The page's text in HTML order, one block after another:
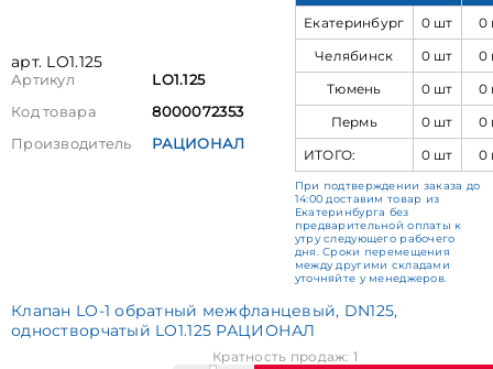
арт. LO1.125
Артикул
LO1.125
Код товара
8000072353
Производитель
РАЦИОНАЛ
Екатеринбург
0 шт
0
Челябинск
0 шт
0
Тюмень
0 шт
0
Пермь
0 шт
0
ИТОГО:
0 шт 0
При подтверждении заказа до
14:00 доставим товар из
Екатеринбурга без
предварительной оплаты к
утру следующего рабочего
дня. Сроки перемещения
между другими складами
уточняйте у менеджеров.
Клапан LO-1 обратный межфланцевый, DN125,
одностворчатый LO1.125 РАЦИОНАЛ
Кратность продаж: 1